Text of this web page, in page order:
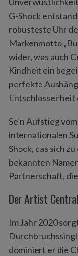
G-Shock
robusteste Uhr
Markenmotto
wider, was auch
Kindheit ein
perfekte
Entschlossenheit
Sein Aufstieg
internationalen
Shock, das sich
bekannten
Partnerschaft,
Der Artist
Im Jahr 2020
dominiert er die